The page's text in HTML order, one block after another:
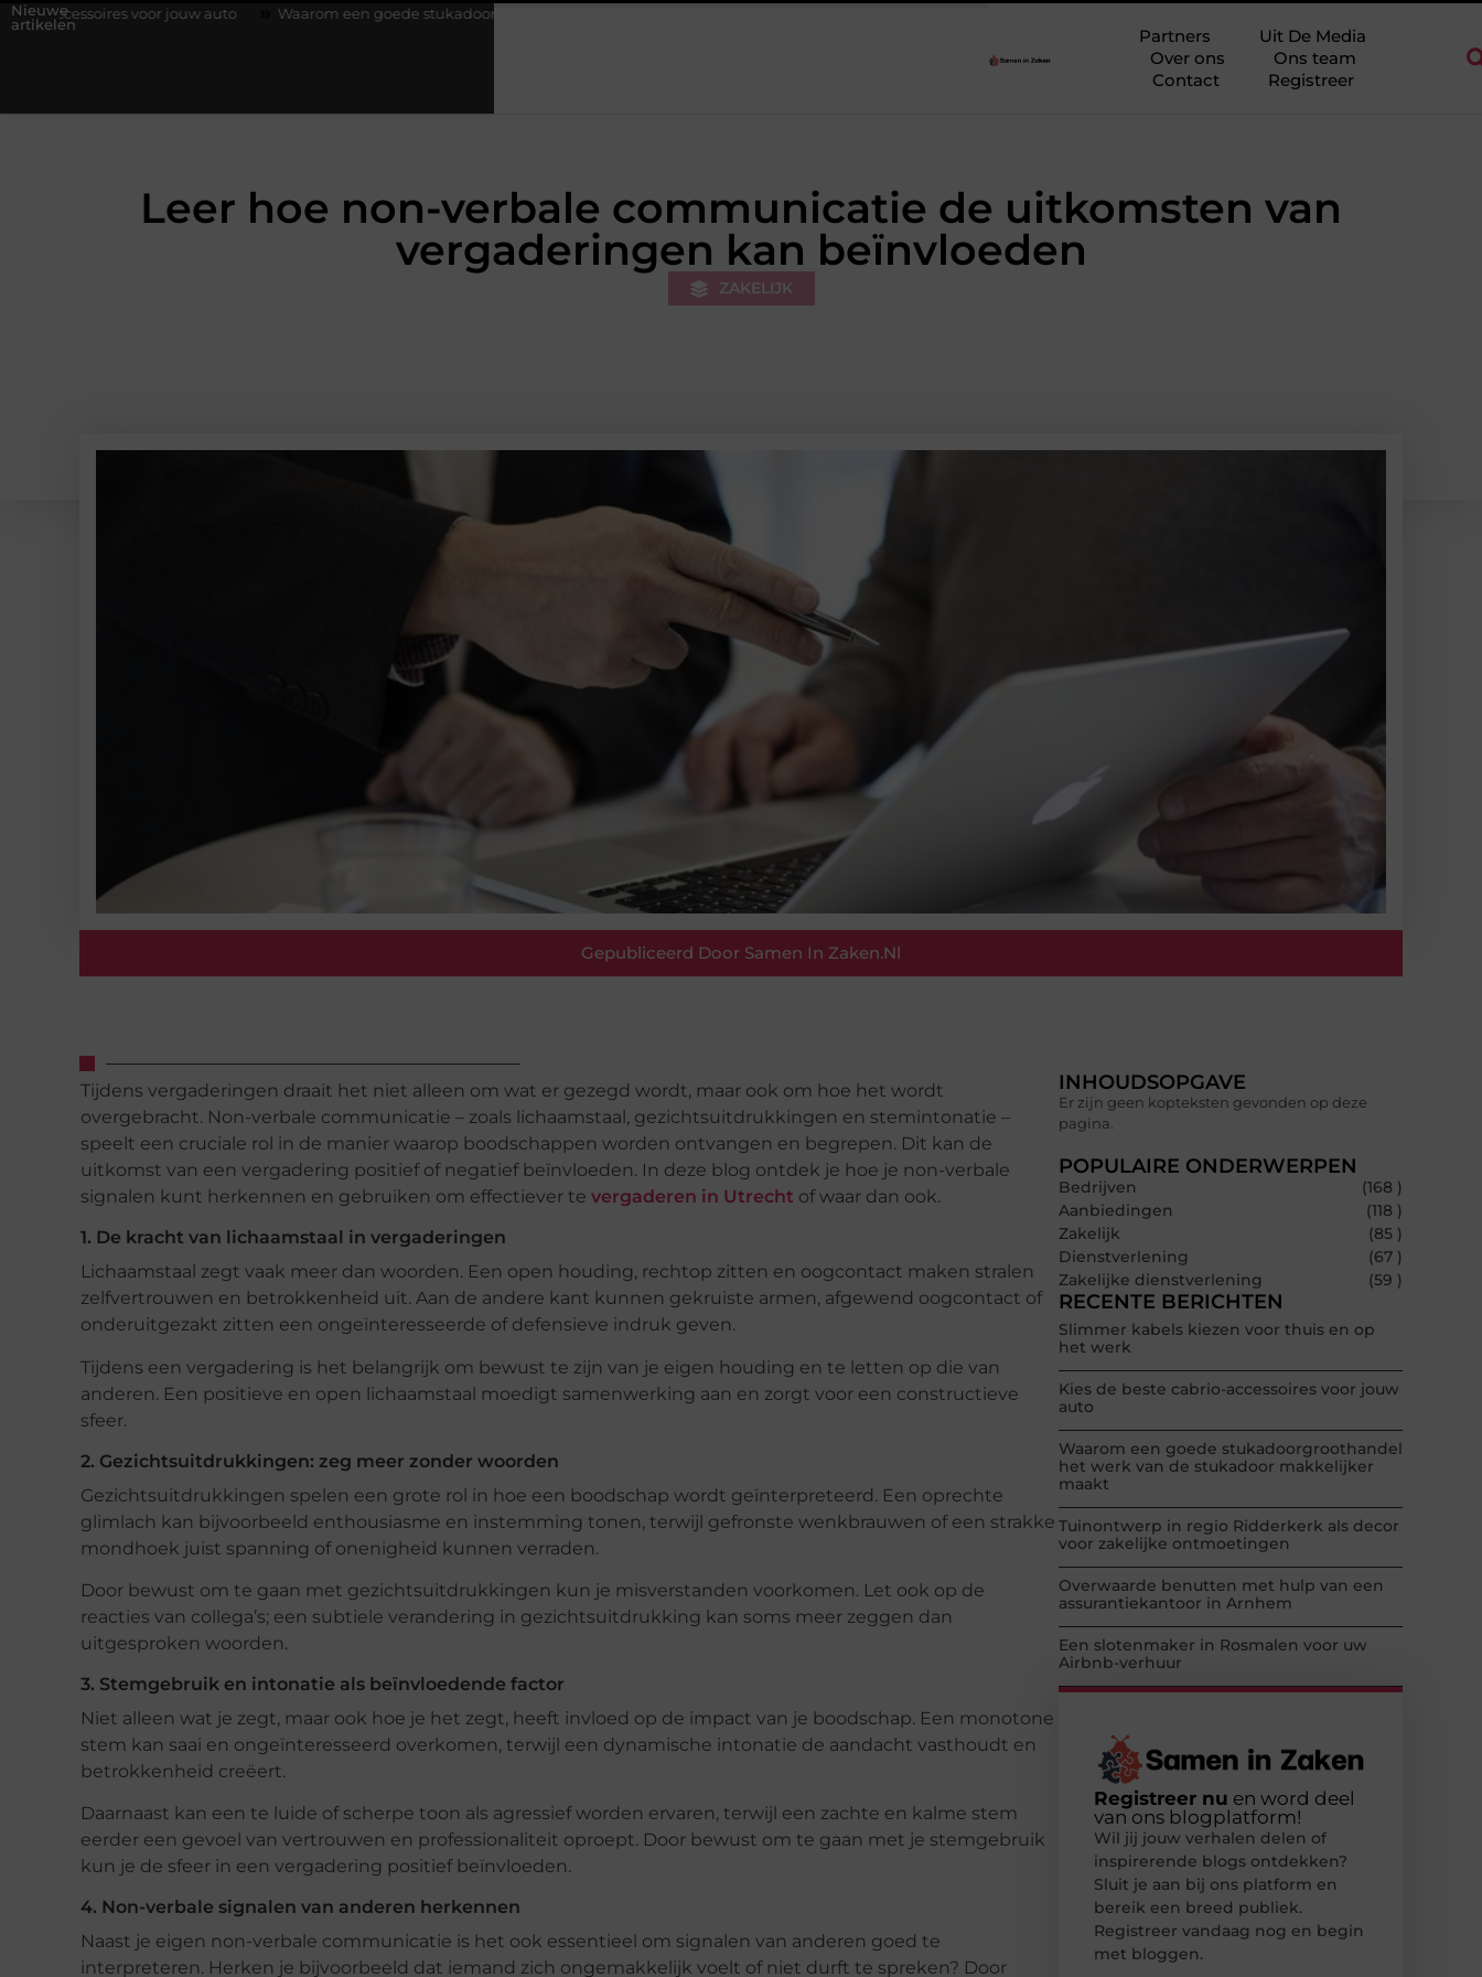
Nieuwe
artikelen
voor jouw auto Waarom een goede stukadoorgroothandel het werk van de stukadoor makkelijker maakt
Partners
Uit De Media
Over ons
Ons team
Contact
Registreer
Leer hoe non-verbale communicatie de uitkomsten van
vergaderingen kan beïnvloeden
ZAKELIJK
Gepubliceerd Door Samen In Zaken.nl
Tijdens vergaderingen draait het niet alleen om wat er gezegd wordt, maar ook om hoe het wordt
overgebracht. Non-verbale communicatie – zoals lichaamstaal, gezichtsuitdrukkingen en stemintonatie –
speelt een cruciale rol in de manier waarop boodschappen worden ontvangen en begrepen. Dit kan de
uitkomst van een vergadering positief of negatief beïnvloeden. In deze blog ontdek je hoe je non-verbale
signalen kunt herkennen en gebruiken om effectiever te vergaderen in Utrecht of waar dan ook.
1. De kracht van lichaamstaal in vergaderingen
Lichaamstaal zegt vaak meer dan woorden. Een open houding, rechtop zitten en oogcontact maken stralen
zelfvertrouwen en betrokkenheid uit. Aan de andere kant kunnen gekruiste armen, afgewend oogcontact of
onderuitgezakt zitten een ongeïnteresseerde of defensieve indruk geven.
Tijdens een vergadering is het belangrijk om bewust te zijn van je eigen houding en te letten op die van
anderen. Een positieve en open lichaamstaal moedigt samenwerking aan en zorgt voor een constructieve
sfeer.
2. Gezichtsuitdrukkingen: zeg meer zonder woorden
Gezichtsuitdrukkingen spelen een grote rol in hoe een boodschap wordt geïnterpreteerd. Een oprechte
glimlach kan bijvoorbeeld enthousiasme en instemming tonen, terwijl gefronste wenkbrauwen of een strakke
mondhoek juist spanning of onenigheid kunnen verraden.
Door bewust om te gaan met gezichtsuitdrukkingen kun je misverstanden voorkomen. Let ook op de
reacties van collega’s; een subtiele verandering in gezichtsuitdrukking kan soms meer zeggen dan
uitgesproken woorden.
3. Stemgebruik en intonatie als beïnvloedende factor
Niet alleen wat je zegt, maar ook hoe je het zegt, heeft invloed op de impact van je boodschap. Een monotone
stem kan saai en ongeïnteresseerd overkomen, terwijl een dynamische intonatie de aandacht vasthoudt en
betrokkenheid creëert.
Daarnaast kan een te luide of scherpe toon als agressief worden ervaren, terwijl een zachte en kalme stem
eerder een gevoel van vertrouwen en professionaliteit oproept. Door bewust om te gaan met je stemgebruik
kun je de sfeer in een vergadering positief beïnvloeden.
4. Non-verbale signalen van anderen herkennen
Naast je eigen non-verbale communicatie is het ook essentieel om signalen van anderen goed te
interpreteren. Herken je bijvoorbeeld dat iemand zich ongemakkelijk voelt of niet durft te spreken? Door
INHOUDSOPGAVE
Er zijn geen kopteksten gevonden op deze
pagina.
POPULAIRE ONDERWERPEN
Bedrijven
(168 )
Aanbiedingen
(118 )
Zakelijk
(85 )
Dienstverlening
(67 )
Zakelijke dienstverlening
(59 )
RECENTE BERICHTEN
Slimmer kabels kiezen voor thuis en op
het werk
Kies de beste cabrio-accessoires voor jouw
auto
Waarom een goede stukadoorgroothandel
het werk van de stukadoor makkelijker
maakt
Tuinontwerp in regio Ridderkerk als decor
voor zakelijke ontmoetingen
Overwaarde benutten met hulp van een
assurantiekantoor in Arnhem
Een slotenmaker in Rosmalen voor uw
Airbnb-verhuur
Registreer nu en word deel
van ons blogplatform!
Wil jij jouw verhalen delen of
inspirerende blogs ontdekken?
Sluit je aan bij ons platform en
bereik een breed publiek.
Registreer vandaag nog en begin
met bloggen.